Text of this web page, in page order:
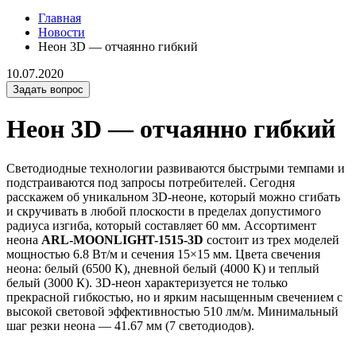
Главная
Новости
Неон 3D — отчаянно гибкий
10.07.2020
Задать вопрос
Неон 3D — отчаянно гибкий
Светодиодные технологии развиваются быстрыми темпами и
подстраиваются под запросы потребителей. Сегодня
расскажем об уникальном 3D-неоне, который можно сгибать
и скручивать в любой плоскости в пределах допустимого
радиуса изгиба, который составляет 60 мм. Ассортимент
неона ARL-MOONLIGHT-1515-3D состоит из трех моделей
мощностью 6.8 Вт/м и сечения 15×15 мм. Цвета свечения
неона: белый (6500 К), дневной белый (4000 К) и теплый
белый (3000 К). 3D-неон характеризуется не только
прекрасной гибкостью, но и ярким насыщенным свечением с
высокой световой эффективностью 510 лм/м. Минимальный
шаг резки неона — 41.67 мм (7 светодиодов).